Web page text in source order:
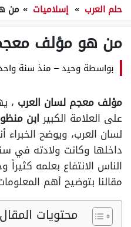
حلم العرب » إسلاميات » من
من هو مؤلف
بواسطة وحيد– منذ سنة
مؤلف معجم لسان العرب ،
على العلامة الكبيرابن
لسان العرب، ويوضح
الناس الانتفاع بعلمه
مقالنا بتوضيح أهم
محتويات المقال